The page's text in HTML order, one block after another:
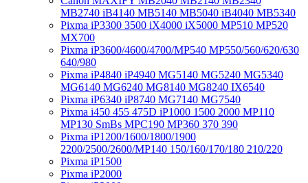
MB2740 iB4140 MB5140 MB5040 iB4040 MB5340
Pixma iP3300 3500 iX4000 iX5000 MP510 MP520
MX700
Pixma iP3600/4600/4700/MP540 MP550/560/620/630
640/980
Pixma iP4840 iP4940 MG5140 MG5240 MG5340
MG6140 MG6240 MG8140 MG8240 IX6540
Pixma iP6340 iP8740 MG7140 MG7540
Pixma i450 455 475D iP1000 1500 2000 MP110
MP130 SmBs MPC190 MP360 370 390
Pixma iP1200/1600/1800/1900
2200/2500/2600/MP140 150/160/170/180 210/220
Pixma iP1500
Pixma iP2000